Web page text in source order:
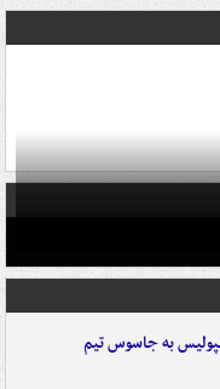
به جاسوس تیم